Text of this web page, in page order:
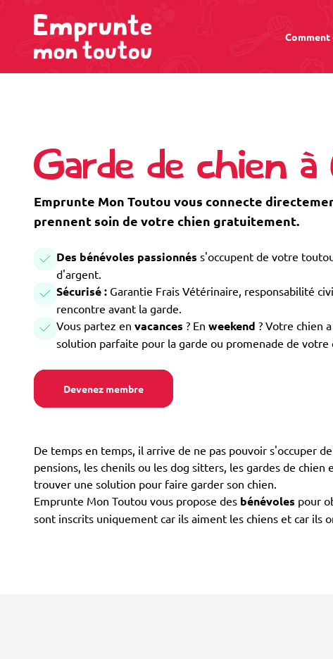
Comment
Garde de chien
Emprunte Mon Toutou vous connecte
prennent soin de votre chien gratuitement.
Des bénévoles passionnés s'occupent de votre
d'argent.
Sécurisé : Garantie Frais Vétérinaire, responsabilité
rencontre avant la garde.
Vous partez en vacances ? En weekend ? Votre chien
solution parfaite pour la garde ou promenade de votre
Devenez membre
De temps en temps, il arrive de ne pas pouvoir s'occuper
pensions, les chenils ou les dog sitters, les gardes de
trouver une solution pour faire garder son chien.
Emprunte Mon Toutou vous propose des bénévoles pour
sont inscrits uniquement car ils aiment les chiens et car